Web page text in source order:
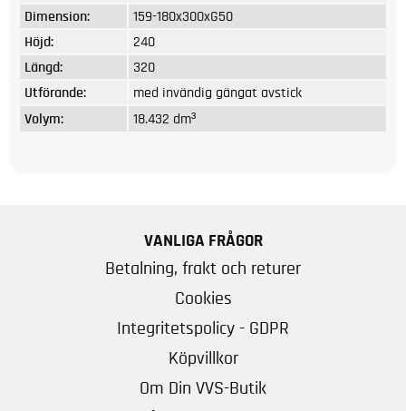
Dimension:
159-180x300xG50
Höjd:
240
Längd:
320
Utförande:
med invändig gängat avstick
Volym:
18.432 dm³
VANLIGA FRÅGOR
Betalning, frakt och returer
Cookies
Integritetspolicy - GDPR
Köpvillkor
Om Din VVS-Butik